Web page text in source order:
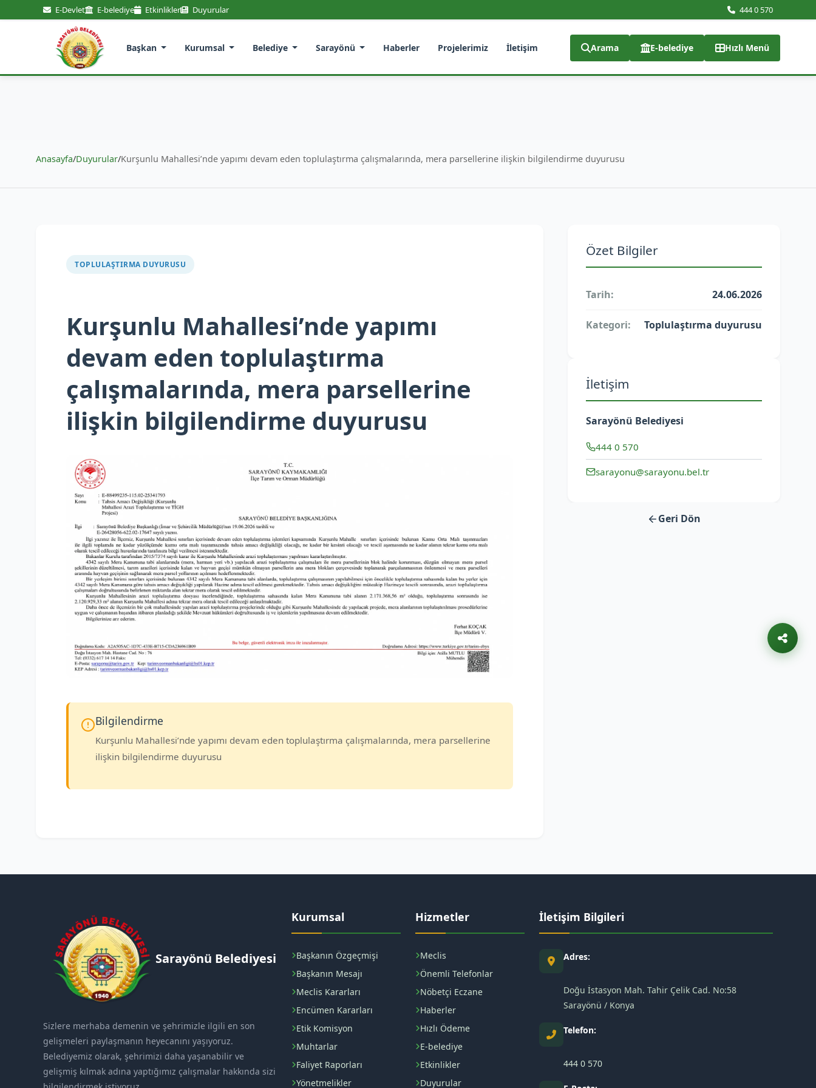
E-Devlet E-belediye Etkinlikler Duyurular 444 0 570
Başkan Kurumsal Belediye Sarayönü Haberler Projelerimiz İletişim Arama E-belediye Hızlı Menü
Anasayfa/Duyurular/Kurşunlu Mahallesi’nde yapımı devam eden toplulaştırma çalışmalarında, mera parsellerine ilişkin bilgilendirme duyurusu
TOPLULAŞTIRMA DUYURUSU
Kurşunlu Mahallesi’nde yapımı
devam eden toplulaştırma
çalışmalarında, mera parsellerine
ilişkin bilgilendirme duyurusu
Bilgilendirme
Kurşunlu Mahallesi’nde yapımı devam eden toplulaştırma çalışmalarında, mera parsellerine
ilişkin bilgilendirme duyurusu
Özet Bilgiler
Tarih: 24.06.2026
Kategori: Toplulaştırma duyurusu
İletişim
Sarayönü Belediyesi
444 0 570
sarayonu@sarayonu.bel.tr
Geri Dön
Sarayönü Belediyesi
Sizlere merhaba demenin ve şehrimizle ilgili en son
gelişmeleri paylaşmanın heyecanını yaşıyoruz.
Belediyemiz olarak, şehrimizi daha yaşanabilir ve
gelişmiş kılmak adına yaptığımız çalışmalar hakkında sizi
Kurumsal
Başkanın Özgeçmişi
Başkanın Mesajı
Meclis Kararları
Encümen Kararları
Etik Komisyon
Muhtarlar
Faliyet Raporları
Yönetmelikler
Hizmetler
Meclis
Önemli Telefonlar
Nöbetçi Eczane
Haberler
Hızlı Ödeme
E-belediye
Etkinlikler
Duyurular
İletişim Bilgileri
Adres:
Doğu İstasyon Mah. Tahir Çelik Cad. No:58
Sarayönü / Konya
Telefon:
444 0 570